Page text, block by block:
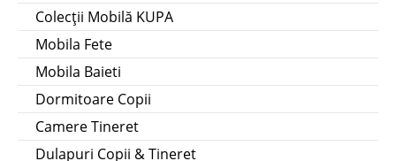
Colecții Mobilă KUPA
Mobila Fete
Mobila Baieti
Dormitoare Copii
Camere Tineret
Dulapuri Copii & Tineret